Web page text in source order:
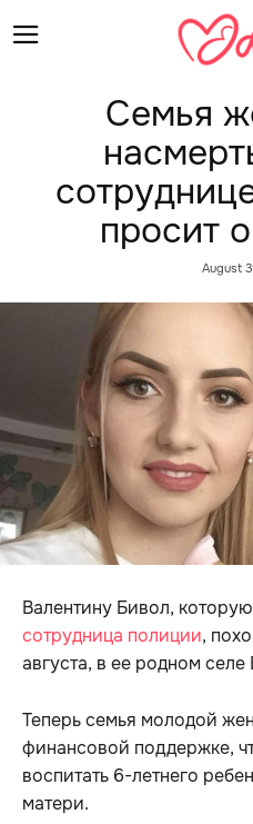
Семья
просит
August
Валентину Бивол, которую
сотрудница полиции,
августа, в ее родном селе
Теперь семья молодой
финансовой поддержке,
воспитать 6-летнего
матери.